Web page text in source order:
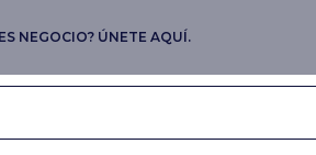
NEGOCIO? ÚNETE AQUÍ.